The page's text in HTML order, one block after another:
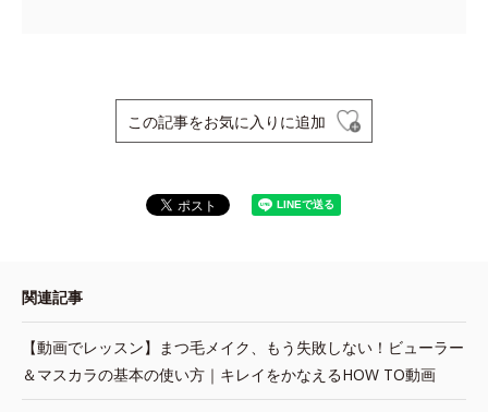
この記事をお気に入りに追加
関連記事
【動画でレッスン】まつ毛メイク、もう失敗しない！ビューラー
＆マスカラの基本の使い方｜キレイをかなえるHOW TO動画